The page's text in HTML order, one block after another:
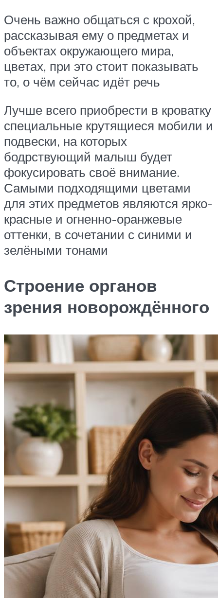
Очень важно общаться с крохой,
рассказывая ему о предметах и
объектах окружающего мира,
цветах, при это стоит показывать
то, о чём сейчас идёт речь
Лучше всего приобрести в кроватку
специальные крутящиеся мобили и
подвески, на которых
бодрствующий малыш будет
фокусировать своё внимание.
Самыми подходящими цветами
для этих предметов являются ярко-
красные и огненно-оранжевые
оттенки, в сочетании с синими и
зелёными тонами
Строение органов
зрения новорождённого